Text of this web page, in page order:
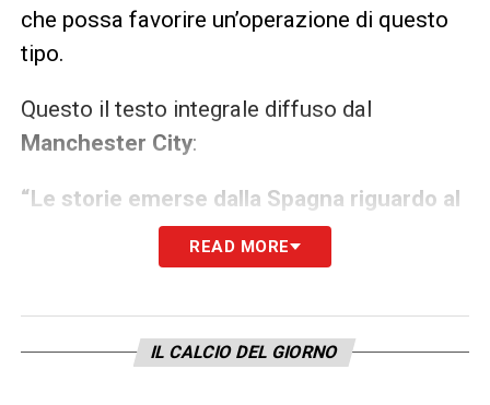
che possa favorire un’operazione di questo
tipo.
Questo il testo integrale diffuso dal
Manchester City:
“Le storie emerse dalla Spagna riguardo al
futuro di Erling Haaland al Real Madrid
“NON c’è alcuna possibilità che questo
accada e non esiste alcuna clausola
READ MORE
IL CALCIO DEL GIORNO